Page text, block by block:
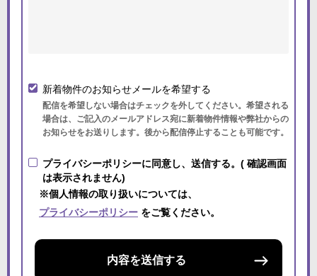
新着物件のお知らせメールを希望する
配信を希望しない場合はチェックを外してください。希望される
場合は、ご記入のメールアドレス宛に新着物件情報や弊社からの
お知らせをお送りします。後から配信停止することも可能です。
プライバシーポリシーに同意し、送信する。( 確認画面
は表示されません)
※個人情報の取り扱いについては、
プライバシーポリシー をご覧ください。
内容を送信する